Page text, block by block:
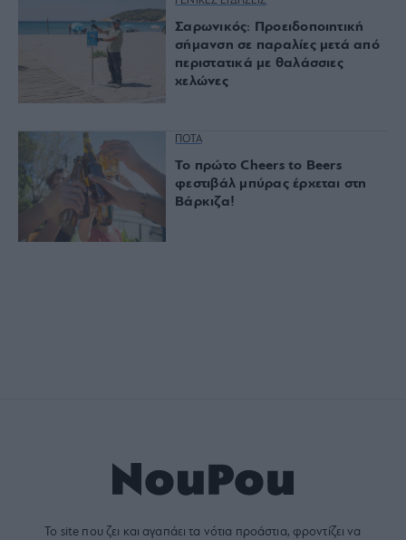
Σαρωνικός: Προειδοποιητική
σήμανση σε παραλίες μετά από
περιστατικά με θαλάσσιες
χελώνες
ΠΟΤΑ
Το πρώτο Cheers to Beers
φεστιβάλ μπύρας έρχεται στη
Βάρκιζα!
Το site που ζει και αγαπάει τα νότια προάστια, φροντίζει να